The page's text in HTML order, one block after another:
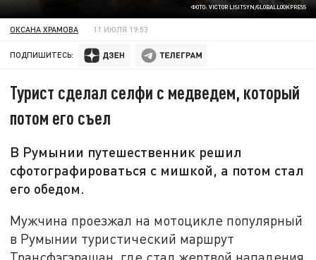
ФОТО: VICTOR LISITSYN/GLOBALLOOKPRESS
ОКСАНА ХРАМОВА 11 ИЮЛЯ 19:53
ПОДПИШИТЕСЬ:
Турист сделал селфи с медведем, который
потом его съел
В Румынии путешественник решил
сфотографироваться с мишкой, а потом стал
его обедом.
Мужчина проезжал на мотоцикле популярный
в Румынии туристический маршрут
Трансфэгэрашан, где стал жертвой нападения